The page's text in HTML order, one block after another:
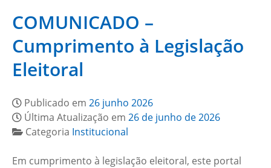
COMUNICADO –
Cumprimento à Legislação
Eleitoral
Publicado em 26 junho 2026
Última Atualização em 26 de junho de 2026
Categoria Institucional
Em cumprimento à legislação eleitoral, este portal